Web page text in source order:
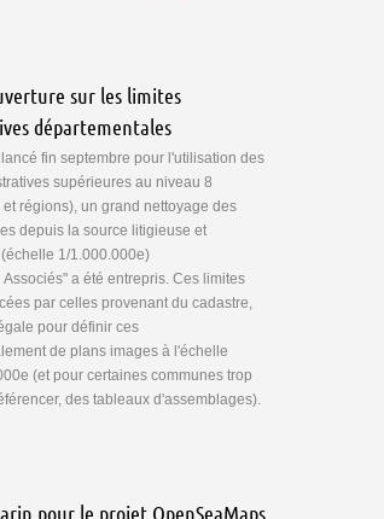
sur les limites
départementales
fin septembre pour l'utilisation des
supérieures au niveau 8
régions), un grand nettoyage des
depuis la source litigieuse et
1/1.000.000e)
a été entrepris. Ces limites
par celles provenant du cadastre,
pour définir ces
de plans images à l'échelle
(et pour certaines communes trop
des tableaux d'assemblages).
pour le projet OpenSeaMaps